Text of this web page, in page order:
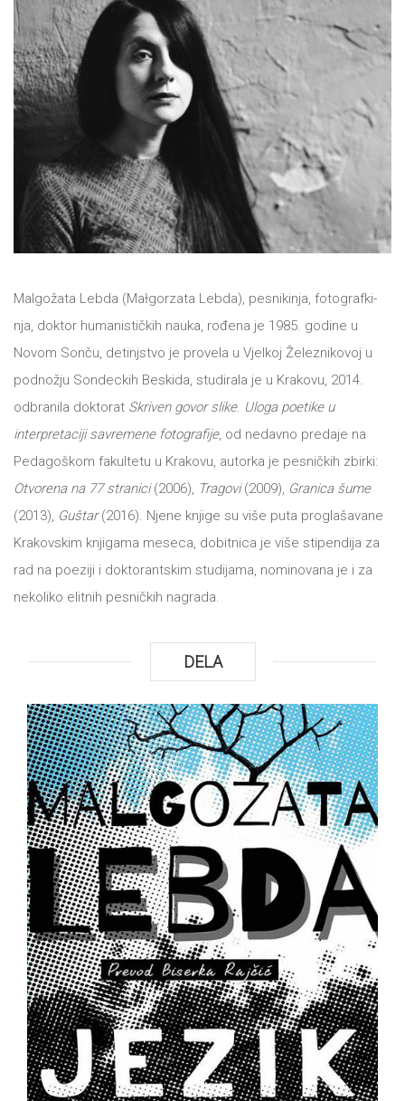
NOVOSTI
O
KONTAKT
Malgožata Lebda (Małgorzata Lebda), pesnikinja, fotografki-
nja, doktor humanističkih nauka, rođena je 1985. godine u
Novom Sonču, detinjstvo je provela u Vjelkoj Železnikovoj u
podnožju Sondeckih Beskida, studirala je u Krakovu, 2014.
odbranila doktorat Skriven govor slike. Uloga poetike u
interpretaciji savremene fotografije, od nedavno predaje na
Pedagoškom fakultetu u Krakovu, autorka je pesničkih zbirki:
Otvorena na 77 stranici(2006), Tragovi(2009), Granica šume
(2013), Guštar(2016). Njene knjige su više puta proglašavane
Krakovskim knjigama meseca, dobitnica je više stipendija za
rad na poeziji i doktorantskim studijama, nominovana je i za
nekoliko elitnih pesničkih nagrada.
DELA